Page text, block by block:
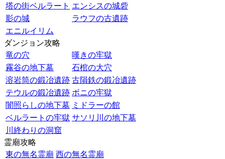
塔の街ベルラート エンシスの城砦
影の城
ラウフの古遺跡
エニルイリム
ダンジョン攻略
竜の穴
嘆きの牢獄
霧谷の地下墓
石棺の大穴
溶岩筒の鍛冶遺跡 古隕鉄の鍛冶遺跡
テウルの鍛冶遺跡 ボニの牢獄
闇照らしの地下墓 ミドラーの館
ベルラートの牢獄 サソリ川の地下墓
川終わりの洞窟
霊廟攻略
東の無名霊廟 西の無名霊廟